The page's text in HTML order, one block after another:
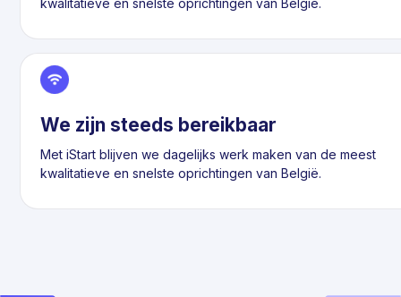
kwalitatieve en snelste oprichtingen van België.
We zijn steeds bereikbaar
Met iStart blijven we dagelijks werk maken van de meest
kwalitatieve en snelste oprichtingen van België.